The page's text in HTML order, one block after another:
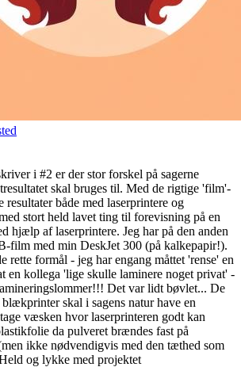
i #2 er der stor forskel på sagerne
skal bruges til. Med de rigtige 'film'-
resultater både med laserprintere og
stort held lavet ting til forevisning på en
hjælp af laserprintere. Jeg har på den anden
film med min DeskJet 300 (på kalkepapir!).
rette formål - jeg har engang måttet 'rense' en
en kollega 'lige skulle laminere noget privat' -
Det var lidt bøvlet... De
skal i sagens natur have en
væsken hvor laserprinteren godt kan
da pulveret brændes fast på
ikke nødvendigvis med den tæthed som
og lykke med projektet